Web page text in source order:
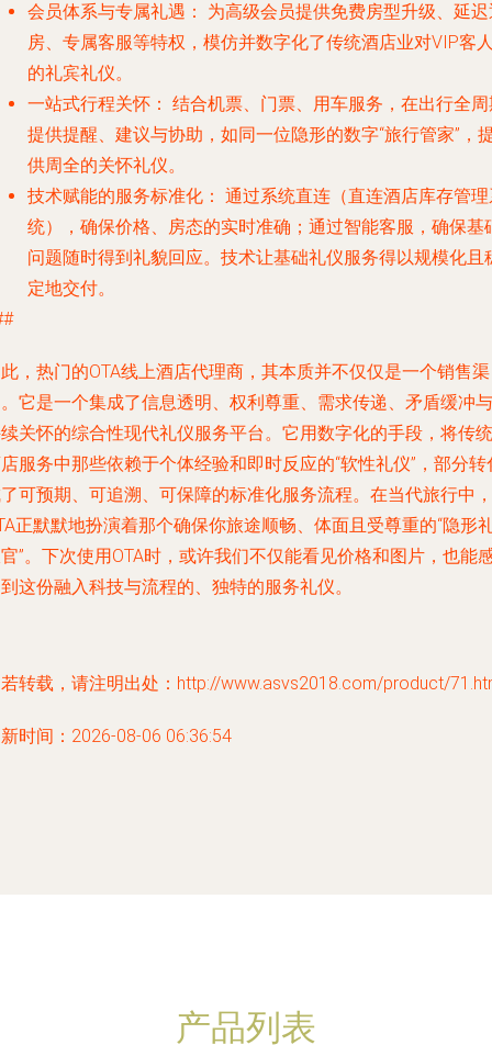
会员体系与专属礼遇：
为高级会员提供免费房型升级、延
房、专属客服等特权，模仿并数字化了传统酒店业对VIP客
的礼宾礼仪。
一站式行程关怀： 结合机票、门票、用车服务，在出行全
提供提醒、建议与协助，如同一位隐形的数字“旅行管家”，
供周全的关怀礼仪。
技术赋能的服务标准化： 通过系统直连（直连酒店库存管
统），确保价格、房态的实时准确；通过智能客服，确保基
问题随时得到礼貌回应。技术让基础礼仪服务得以规模化且
定地交付。
，热门的OTA线上酒店代理商，其本质并不仅仅是一个销售渠
它是一个集成了信息透明、权利尊重、需求传递、矛盾缓冲与
关怀的综合性现代礼仪服务平台。它用数字化的手段，将传统
服务中那些依赖于个体经验和即时反应的“软性礼仪”，部分转
可预期、可追溯、可保障的标准化服务流程。在当代旅行中，
正默默地扮演着那个确保你旅途顺畅、体面且受尊重的“隐形
”。下次使用OTA时，或许我们不仅能看见价格和图片，也能
这份融入科技与流程的、独特的服务礼仪。
转载，请注明出处：http://www.asvs2018.com/product/
时间：2026-08-06 06:36:54
产品列表